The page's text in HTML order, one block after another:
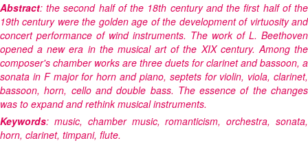
Abstract: the second half of the 18th century and the first half of the
19th century were the golden age of the development of virtuosity and
concert performance of wind instruments. The work of L. Beethoven
opened a new era in the musical art of the XIX century. Among the
composer's chamber works are three duets for clarinet and bassoon, a
sonata in F major for horn and piano, septets for violin, viola, clarinet,
bassoon, horn, cello and double bass. The essence of the changes
was to expand and rethink musical instruments.
Keywords: music, chamber music, romanticism, orchestra, sonata,
horn, clarinet, timpani, flute.